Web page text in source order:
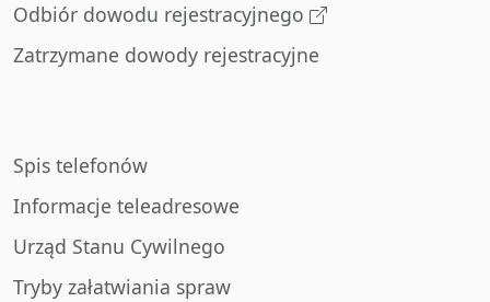
Odbiór dowodu rejestracyjnego
Zatrzymane dowody rejestracyjne
Spis telefonów
Informacje teleadresowe
Urząd Stanu Cywilnego
Tryby załatwiania spraw